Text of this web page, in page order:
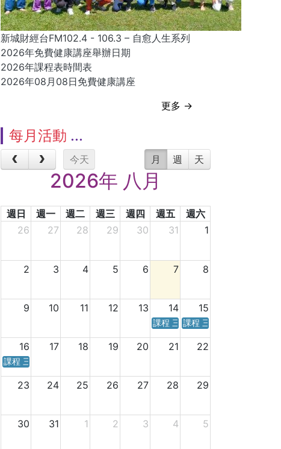
新城財經台FM102.4 - 106.3 – 自愈人生系列
2026年免費健康講座舉辦日期
2026年課程表時間表
2026年08月08日免費健康講座
更多 →
每月活動
今天 月 週 天
2026年 八月
週日 週一 週二 週三 週四 週五
週六
26
27 28 29 30 31 1
2 3 4 5 6 7 8
9 10 11 12 13 14 15
課程 三天／六天 時間表
課程 三天／六天 時間表
16 17 18 19 20 21 22
課程 三天／六天 時間表
23 24 25 26 27 28 29
30 31 1 2 3 4 5